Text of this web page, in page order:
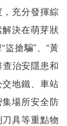
充分發揮綜
決在萌芽狀
搶騙”、“黃
查治安隱患和
地鐵、車站
場所安全防
具等重點物